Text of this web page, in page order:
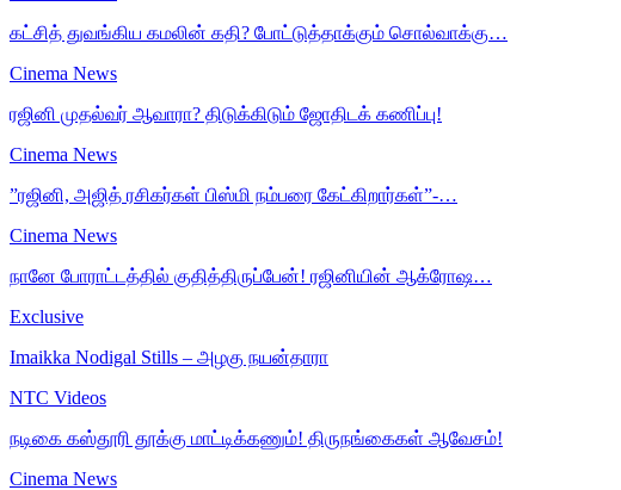
கட்சித் துவங்கிய கமலின் கதி? போட்டுத்தாக்கும் சொல்வாக்கு…
Cinema News
ரஜினி முதல்வர் ஆவாரா? திடுக்கிடும் ஜோதிடக் கணிப்பு!
Cinema News
”ரஜினி, அஜித் ரசிகர்கள் பிஸ்மி நம்பரை கேட்கிறார்கள்”-…
Cinema News
நானே போராட்டத்தில் குதித்திருப்பேன்! ரஜினியின் ஆக்ரோஷ…
Exclusive
Imaikka Nodigal Stills – அழகு நயன்தாரா
NTC Videos
நடிகை கஸ்தூரி தூக்கு மாட்டிக்கணும்! திருநங்கைகள் ஆவேசம்!
Cinema News